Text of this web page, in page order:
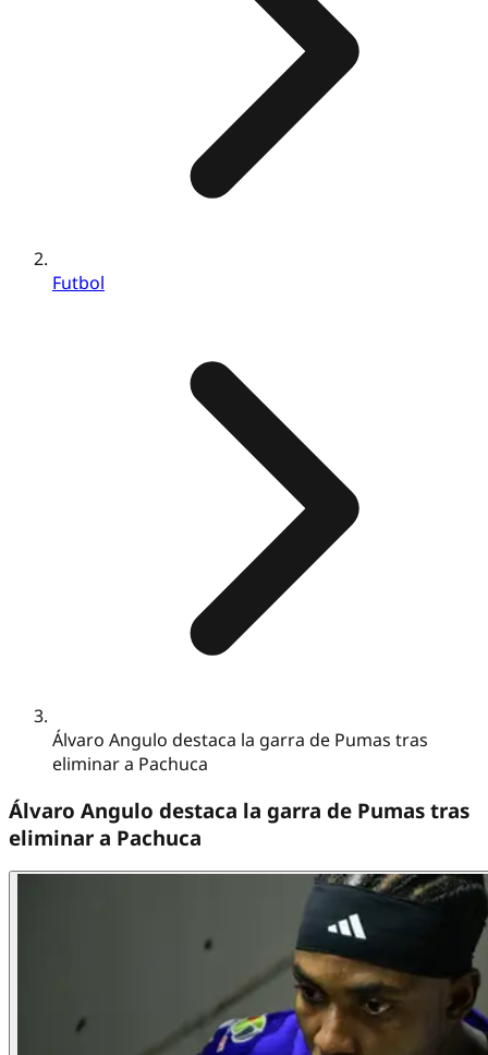
Futbol
Álvaro Angulo destaca la garra de Pumas tras
eliminar a Pachuca
Álvaro Angulo destaca la garra de Pumas tras
eliminar a Pachuca